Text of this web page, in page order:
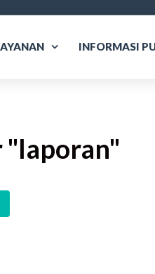
INFORMASI
"laporan"